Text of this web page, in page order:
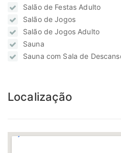
Salão de Festas Adulto
Salão de Jogos
Salão de Jogos Adulto
Sauna
Sauna com Sala de
Localização